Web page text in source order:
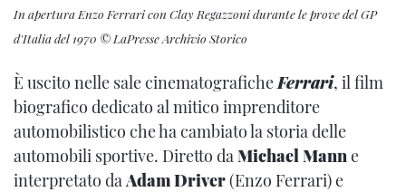
In apertura Enzo Ferrari con Clay Regazzoni durante le prove del GP
d'Italia del 1970 © LaPresse Archivio Storico
È uscito nelle sale cinematograficheFerrari, il film
biografico dedicato al mitico imprenditore
automobilistico che ha cambiato la storia delle
automobili sportive. Diretto daMichael Manne
interpretato daAdam Driver(Enzo Ferrari) e